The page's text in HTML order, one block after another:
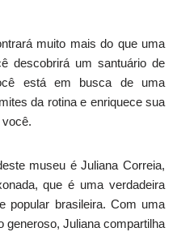
muito mais do que uma
descobrirá um santuário de
está em busca de uma
da rotina e enriquece sua
você.
museu é Juliana Correia,
que é uma verdadeira
popular brasileira. Com uma
generoso, Juliana compartilha